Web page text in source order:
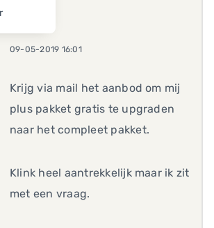
09-05-2019 16:01
Krijg via mail het aanbod om mij
plus pakket gratis te upgraden
naar het compleet pakket.
Klink heel aantrekkelijk maar ik zit
met een vraag.